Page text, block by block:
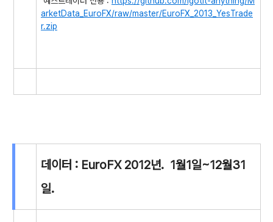
arketData_EuroFX/raw/master/EuroFX_2013_YesTrade
r.zip
데이터 : EuroFX 2012년. 1월1일~12월31
일.